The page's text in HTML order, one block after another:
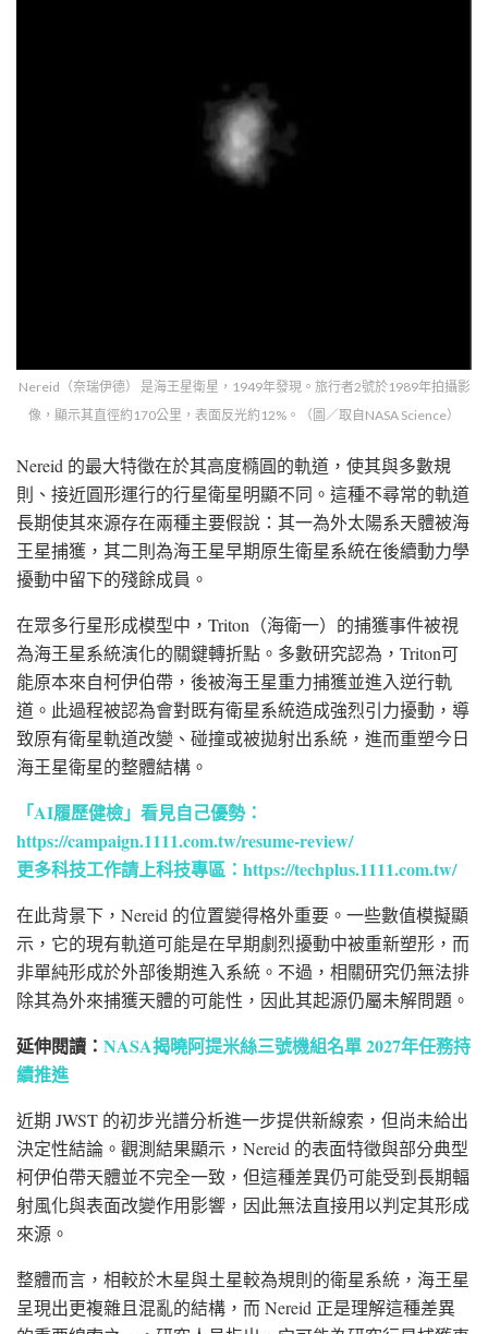
Nereid（奈瑞伊德） 是海王星衛星，1949年發現。旅行者2號於1989年拍攝影
像，顯示其直徑約170公里，表面反光約12%。（圖／取自NASA Science）
Nereid 的最大特徵在於其高度橢圓的軌道，使其與多數規
則、接近圓形運行的行星衛星明顯不同。這種不尋常的軌道
長期使其來源存在兩種主要假說：其一為外太陽系天體被海
王星捕獲，其二則為海王星早期原生衛星系統在後續動力學
擾動中留下的殘餘成員。
在眾多行星形成模型中，Triton（海衛一）的捕獲事件被視
為海王星系統演化的關鍵轉折點。多數研究認為，Triton可
能原本來自柯伊伯帶，後被海王星重力捕獲並進入逆行軌
道。此過程被認為會對既有衛星系統造成強烈引力擾動，導
致原有衛星軌道改變、碰撞或被拋射出系統，進而重塑今日
海王星衛星的整體結構。
「AI履歷健檢」看見自己優勢：
https://campaign.1111.com.tw/resume-review/
更多科技工作請上科技專區： https://techplus.1111.com.tw/
在此背景下，Nereid 的位置變得格外重要。一些數值模擬顯
示，它的現有軌道可能是在早期劇烈擾動中被重新塑形，而
非單純形成於外部後期進入系統。不過，相關研究仍無法排
除其為外來捕獲天體的可能性，因此其起源仍屬未解問題。
延伸閱讀： NASA揭曉阿提米絲三號機組名單 2027年任務持
續推進
近期 JWST 的初步光譜分析進一步提供新線索，但尚未給出
決定性結論。觀測結果顯示，Nereid 的表面特徵與部分典型
柯伊伯帶天體並不完全一致，但這種差異仍可能受到長期輻
射風化與表面改變作用影響，因此無法直接用以判定其形成
來源。
整體而言，相較於木星與土星較為規則的衛星系統，海王星
呈現出更複雜且混亂的結構，而 Nereid 正是理解這種差異